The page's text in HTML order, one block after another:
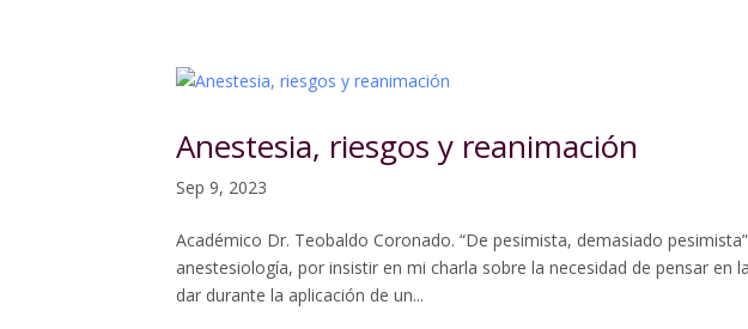
Anestesia, riesgos y reanimación
Sep 9, 2023
Académico Dr. Teobaldo Coronado. “De pesimista, demasiado
anestesiología, por insistir en mi charla sobre la necesidad de pensar en
dar durante la aplicación de un...